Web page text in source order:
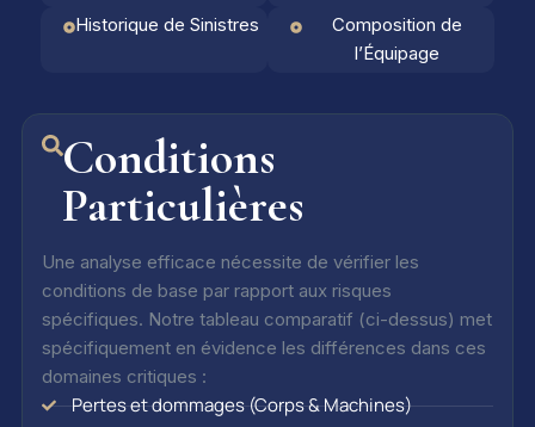
Historique de Sinistres
Composition de
l’Équipage
Conditions
Particulières
Une analyse efficace nécessite de vérifier les
conditions de base par rapport aux risques
spécifiques. Notre tableau comparatif (ci-dessus) met
spécifiquement en évidence les différences dans ces
domaines critiques :
Pertes et dommages (Corps & Machines)